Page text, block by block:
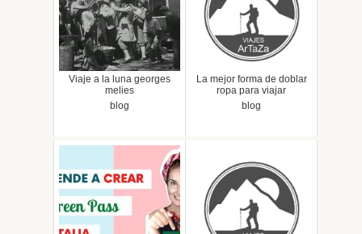
Viaje a la luna georges
melies
blog
La mejor forma de doblar
ropa para viajar
blog